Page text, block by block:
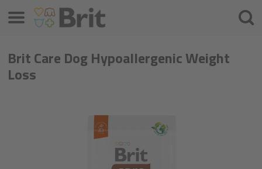
Brit Care Dog Hypoallergenic Weight
Loss
Izvēlne